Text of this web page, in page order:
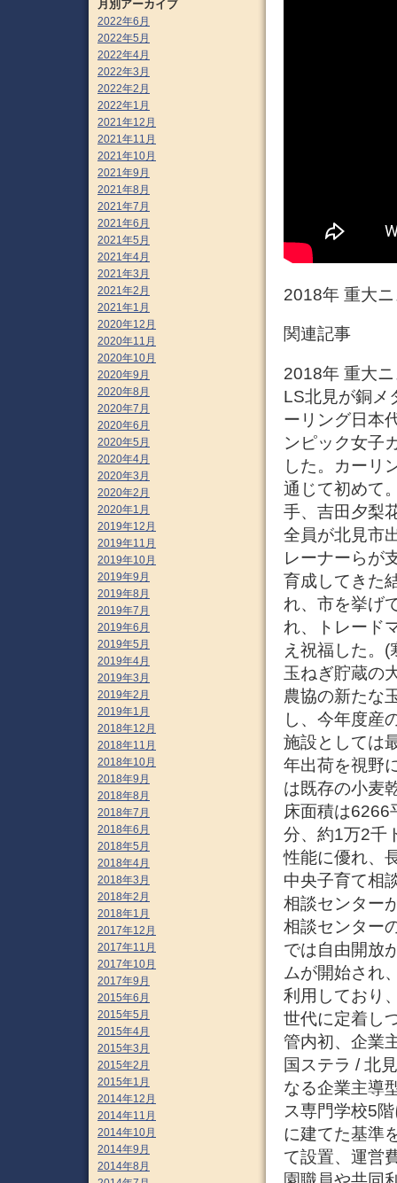
2018年 重大
関連記事
2018年 重大
LS北見が銅メ
ーリング日本
ンピック女子
した。カーリ
通じて初めて
手、吉田夕梨
全員が北見市
レーナーらが
育成してきた
れ、市を挙げ
れ、トレード
え祝福した。(
玉ねぎ貯蔵の
農協の新たな
し、今年度産
施設としては
年出荷を視野
は既存の小麦
床面積は6266
分、約1万2千
性能に優れ、
中央子育て相
相談センター
相談センター
では自由開放
ムが開始され
利用しており
世代に定着し
管内初、企業
国ステラ / 北
なる企業主導
ス専門学校5
に建てた基準
て設置、運営
月別アーカイブ
2022年6月
2022年5月
2022年4月
2022年3月
2022年2月
2022年1月
2021年12月
2021年11月
2021年10月
2021年9月
2021年8月
2021年7月
2021年6月
2021年5月
2021年4月
2021年3月
2021年2月
2021年1月
2020年12月
2020年11月
2020年10月
2020年9月
2020年8月
2020年7月
2020年6月
2020年5月
2020年4月
2020年3月
2020年2月
2020年1月
2019年12月
2019年11月
2019年10月
2019年9月
2019年8月
2019年7月
2019年6月
2019年5月
2019年4月
2019年3月
2019年2月
2019年1月
2018年12月
2018年11月
2018年10月
2018年9月
2018年8月
2018年7月
2018年6月
2018年5月
2018年4月
2018年3月
2018年2月
2018年1月
2017年12月
2017年11月
2017年10月
2017年9月
2015年6月
2015年5月
2015年4月
2015年3月
2015年2月
2015年1月
2014年12月
2014年11月
2014年10月
2014年9月
2014年8月